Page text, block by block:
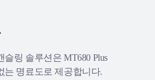
링 솔루션은 MT680 Plus
는 명료도로 제공합니다.